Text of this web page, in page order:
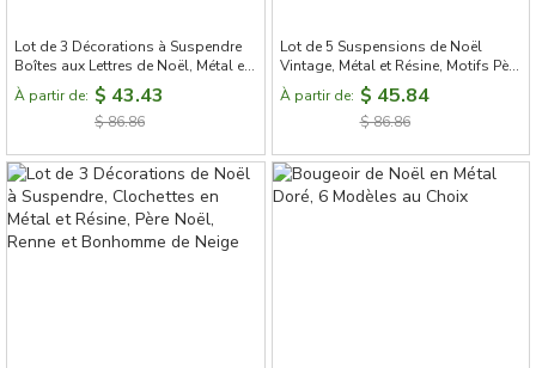
Lot de 3 Décorations à Suspendre
Boîtes aux Lettres de Noël, Métal et
Résine, Père Noël, Ours et
Bonhomme de Neige
À partir de: $ 43.43
$ 86.86
Lot de 5 Suspensions de Noël
Vintage, Métal et Résine, Motifs Père
Noël et Bonhomme de Neige
À partir de: $ 45.84
$ 86.86